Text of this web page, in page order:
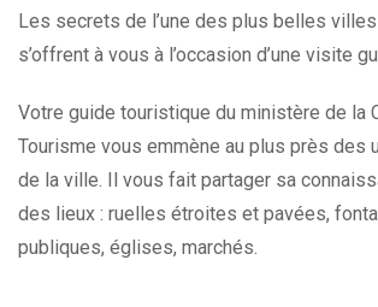
Les secrets de l’une des plus belles
s’offrent à vous à l’occasion d’une visite
Votre guide touristique du ministère de la
Tourisme vous emmène au plus près des
de la ville. Il vous fait partager sa
des lieux : ruelles étroites et pavées,
publiques, églises, marchés.